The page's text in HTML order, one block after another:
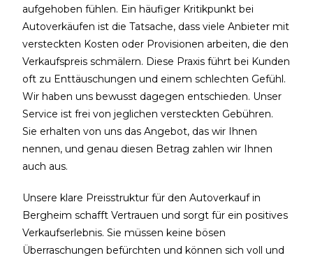
aufgehoben fühlen. Ein häufiger Kritikpunkt bei
Autoverkäufen ist die Tatsache, dass viele Anbieter mit
versteckten Kosten oder Provisionen arbeiten, die den
Verkaufspreis schmälern. Diese Praxis führt bei Kunden
oft zu Enttäuschungen und einem schlechten Gefühl.
Wir haben uns bewusst dagegen entschieden. Unser
Service ist frei von jeglichen versteckten Gebühren.
Sie erhalten von uns das Angebot, das wir Ihnen
nennen, und genau diesen Betrag zahlen wir Ihnen
auch aus.
Unsere klare Preisstruktur für den Autoverkauf in
Bergheim schafft Vertrauen und sorgt für ein positives
Verkaufserlebnis. Sie müssen keine bösen
Überraschungen befürchten und können sich voll und